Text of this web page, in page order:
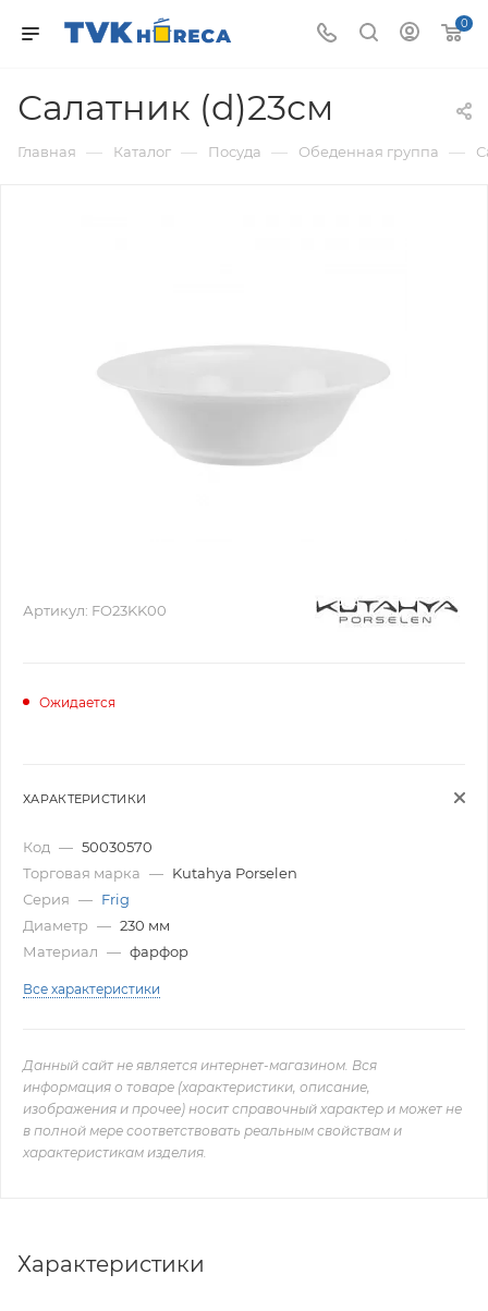
0
Салатник (d)23см
Главная — Каталог — Посуда — Обеденная группа —
Артикул: FO23KK00
Ожидается
ХАРАКТЕРИСТИКИ
Код — 50030570
Торговая марка — Kutahya Porselen
Серия — Frig
Диаметр — 230 мм
Материал — фарфор
Все характеристики
Данный сайт не является интернет-магазином. Вся
информация о товаре (характеристики, описание,
изображения и прочее) носит справочный характер и может не
в полной мере соответствовать реальным свойствам и
характеристикам изделия.
Характеристики